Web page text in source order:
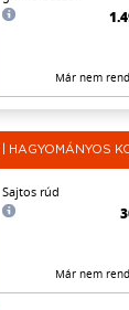
Már nem
| HAGYOMÁNYOS
Sajtos rúd
Már nem